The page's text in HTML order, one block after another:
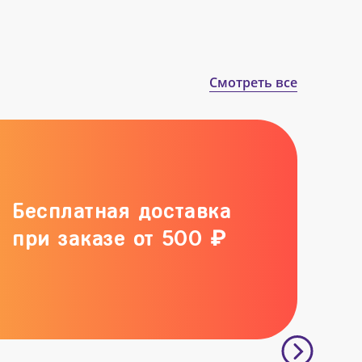
Смотреть все
Бесплатная доставка
при заказе от 500 ₽